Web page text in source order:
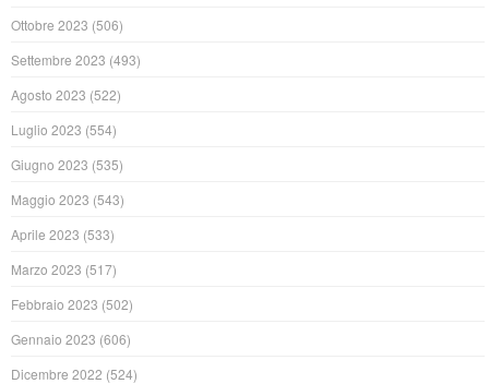
Ottobre 2023 (506)
Settembre 2023 (493)
Agosto 2023 (522)
Luglio 2023 (554)
Giugno 2023 (535)
Maggio 2023 (543)
Aprile 2023 (533)
Marzo 2023 (517)
Febbraio 2023 (502)
Gennaio 2023 (606)
Dicembre 2022 (524)